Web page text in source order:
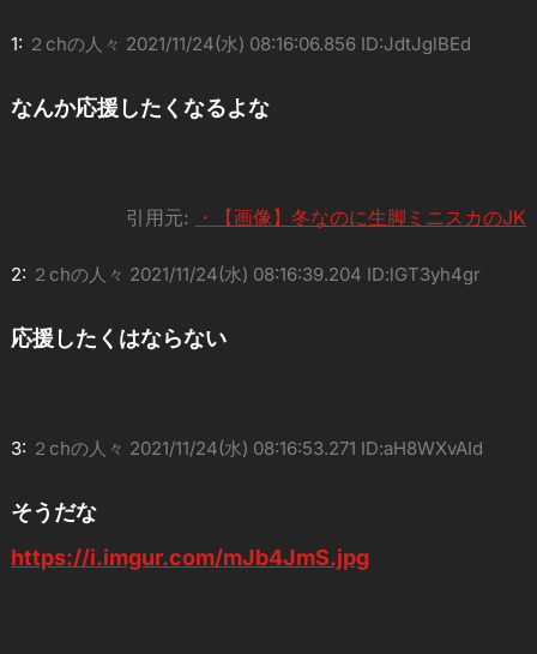
1: ２chの人々 2021/11/24(水) 08:16:06.856 ID:JdtJglBEd
なんか応援したくなるよな
引用元: ・【画像】冬なのに生脚ミニスカのJK
2: ２chの人々 2021/11/24(水) 08:16:39.204 ID:lGT3yh4gr
応援したくはならない
3: ２chの人々 2021/11/24(水) 08:16:53.271 ID:aH8WXvAId
そうだな
https://i.imgur.com/mJb4JmS.jpg